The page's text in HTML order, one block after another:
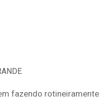
fazendo rotineiramente